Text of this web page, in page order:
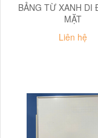
BẢNG TỪ XANH DI
MẶT
Liên hệ